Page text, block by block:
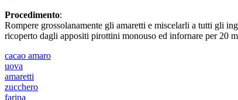
Procedimento:
Rompere grossolanamente gli amaretti e miscelarli a tutti gli
ricoperto dagli appositi pirottini monouso ed infornare per 20
cacao amaro
uova
amaretti
zucchero
farina